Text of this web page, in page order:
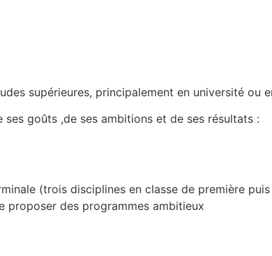
supérieures, principalement en université ou
goûts ,de ses ambitions et de ses résultats :
(trois disciplines en classe de première puis
proposer des programmes ambitieux